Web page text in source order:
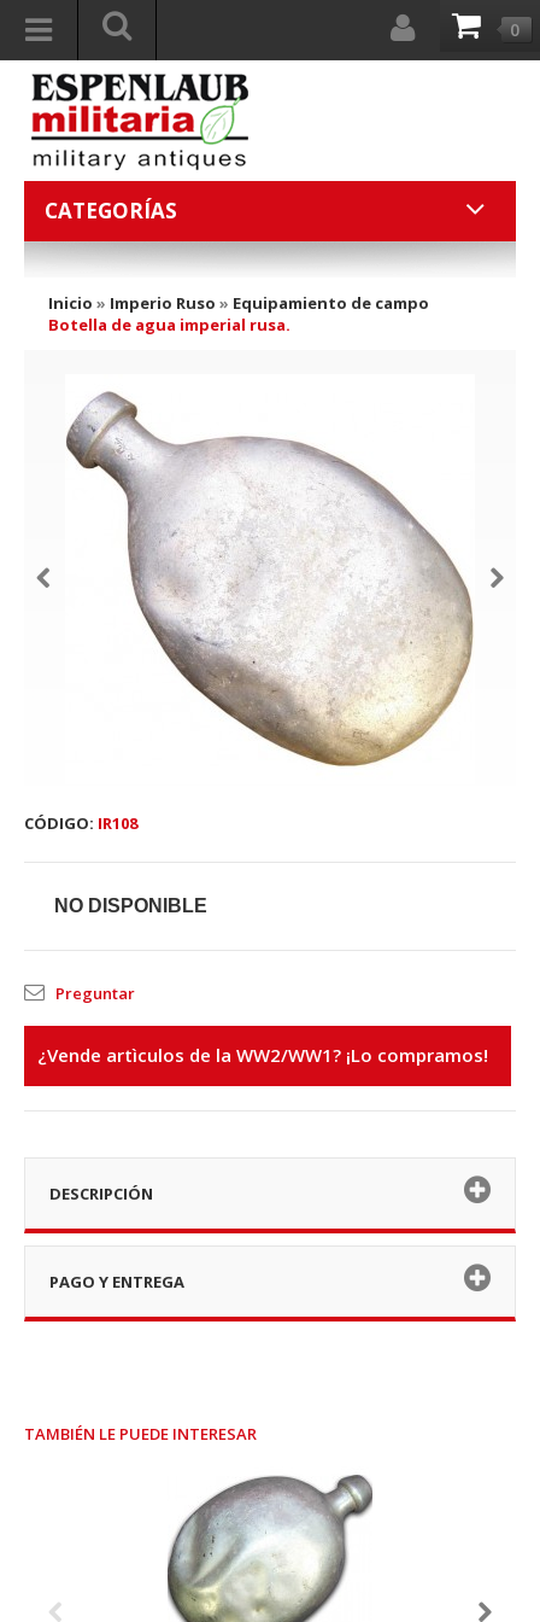
0
CATEGORÍAS
Inicio » Imperio Ruso » Equipamiento de campo
Botella de agua imperial rusa.
CÓDIGO: IR108
NO DISPONIBLE
Preguntar
¿Vende artìculos de la WW2/WW1? ¡Lo compramos!
DESCRIPCIÓN
PAGO Y ENTREGA
TAMBIÉN LE PUEDE INTERESAR